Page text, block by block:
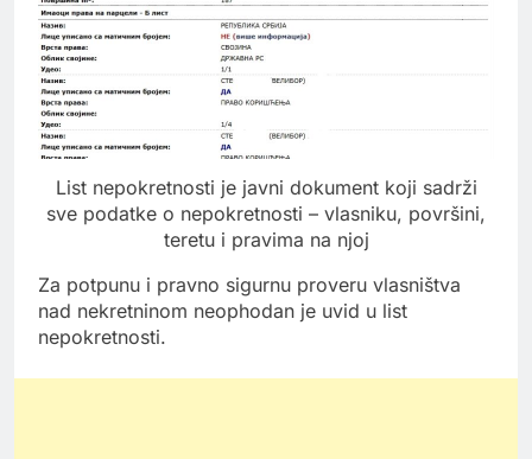
List nepokretnosti je javni dokument koji sadrži
sve podatke o nepokretnosti – vlasniku, površini,
teretu i pravima na njoj
Za potpunu i pravno sigurnu proveru vlasništva
nad nekretninom neophodan je uvid u list
nepokretnosti.